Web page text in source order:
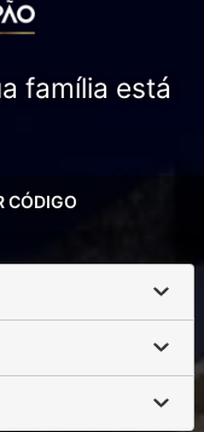
família está
CÓDIGO